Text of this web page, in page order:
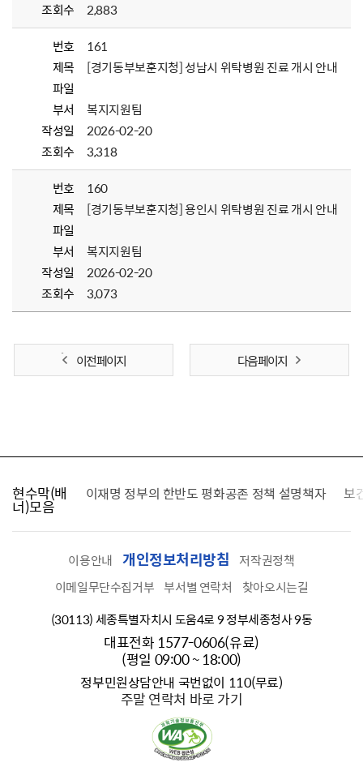
조회수
2,883
번호
161
제목
[경기동부보훈지청] 성남시 위탁병원 진료 개시 안내
파일
부서
복지지원팀
작성일
2026-02-20
조회수
3,318
번호
160
제목
[경기동부보훈지청] 용인시 위탁병원 진료 개시 안내
파일
부서
복지지원팀
작성일
2026-02-20
조회수
3,073
이전 페이지 다음 페이지
현수막(배
너)모음
찾습니다 이재명 정부의 한반도 평화공존 정책 설명책자 보
이용안내 개인정보처리방침
저작권정책
이메일무단수집거부 부서별 연락처
찾아오시는길
(30113) 세종특별자치시 도움4로 9 정부세종청사 9동
대표전화 1577-0606(유료)
(평일 09:00 ~ 18:00)
정부민원상담안내 국번없이 110(무료)
주말 연락처 바로 가기